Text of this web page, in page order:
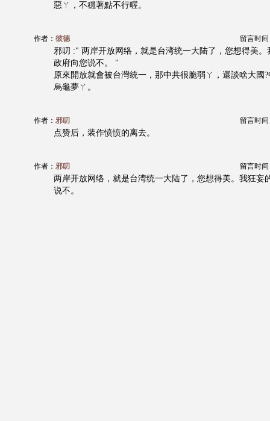
惡ㄚ，不穩著點不行喔。
作者： 彼德 留言时间
邪叨 :" 两岸开放网络，就是台湾统一大陆了，您想得美。
政府向您说不。 "
原來開放就會被台灣統一，那中共很脆弱ㄚ，還談啥大國
烏龜夢ㄚ。
作者： 邪叨 留言时间
点赞后，装作愤愤的离去。
作者： 邪叨 留言时间
两岸开放网络，就是台湾统一大陆了，您想得美。我狂妄
说不。